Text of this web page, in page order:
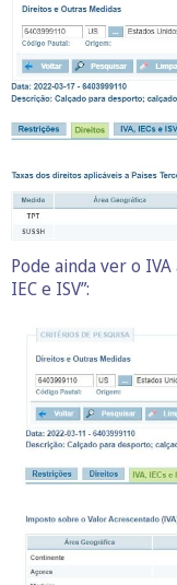
Pode ainda ver o
IEC e ISV”: